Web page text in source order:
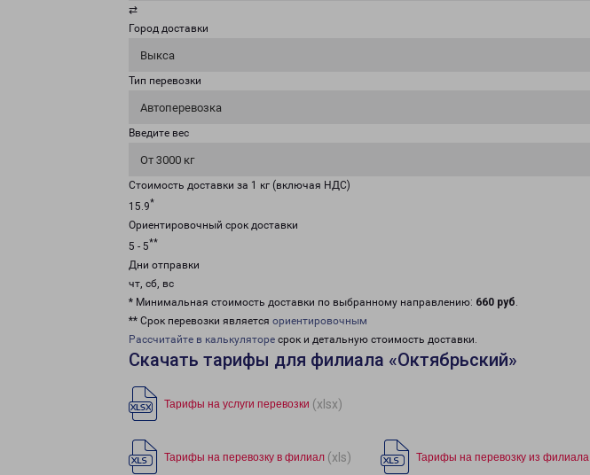
⇄
Город доставки
Выкса
Тип перевозки
Автоперевозка
Введите вес
От 3000 кг
Стоимость доставки за 1 кг (включая НДС)
15.9*
Ориентировочный срок доставки
5 - 5**
Дни отправки
чт, сб, вс
* Минимальная стоимость доставки по выбранному направлению: 660 руб.
** Срок перевозки является ориентировочным
Рассчитайте в калькуляторе срок и детальную стоимость доставки.
Скачать тарифы для филиала «Октябрьский»
Тарифы на услуги перевозки (xlsx)
Тарифы на перевозку в филиал (xls) Тарифы на перевозку из филиала